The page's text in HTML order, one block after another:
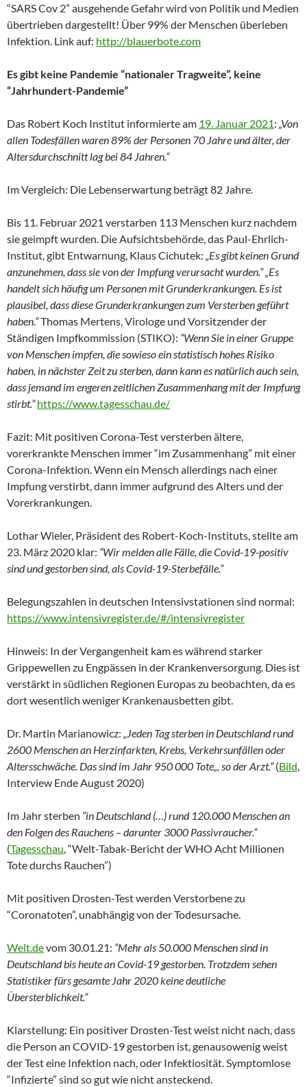
“SARS Cov 2” ausgehende Gefahr wird von Politik und Medien
übertrieben dargestellt! Über 99% der Menschen überleben
Infektion. Link auf: http://blauerbote.com
Es gibt keine Pandemie “nationaler Tragweite”, keine
“Jahrhundert-Pandemie”
Das Robert Koch Institut informierte am 19. Januar 2021: „Von
allen Todesfällen waren 89% der Personen 70 Jahre und älter, der
Altersdurchschnitt lag bei 84 Jahren.“
Im Vergleich: Die Lebenserwartung beträgt 82 Jahre.
Bis 11. Februar 2021 verstarben 113 Menschen kurz nachdem
sie geimpft wurden. Die Aufsichtsbehörde, das Paul-Ehrlich-
Institut, gibt Entwarnung, Klaus Cichutek: „Es gibt keinen Grund
anzunehmen, dass sie von der Impfung verursacht wurden.“ „Es
handelt sich häufig um Personen mit Grunderkrankungen. Es ist
plausibel, dass diese Grunderkrankungen zum Versterben geführt
haben.“Thomas Mertens, Virologe und Vorsitzender der
Ständigen Impfkommission (STIKO): “Wenn Sie in einer Gruppe
von Menschen impfen, die sowieso ein statistisch hohes Risiko
haben, in nächster Zeit zu sterben, dann kann es natürlich auch sein,
dass jemand im engeren zeitlichen Zusammenhang mit der Impfung
stirbt.”https://www.tagesschau.de/
Fazit: Mit positiven Corona-Test versterben ältere,
vorerkrankte Menschen immer “im Zusammenhang” mit einer
Corona-Infektion. Wenn ein Mensch allerdings nach einer
Impfung verstirbt, dann immer aufgrund des Alters und der
Vorerkrankungen.
Lothar Wieler, Präsident des Robert-Koch-Instituts, stellte am
23. März 2020 klar: “Wir melden alle Fälle, die Covid-19-positiv
sind und gestorben sind, als Covid-19-Sterbefälle.”
Belegungszahlen in deutschen Intensivstationen sind normal:
https://www.intensivregister.de/#/intensivregister
Hinweis: In der Vergangenheit kam es während starker
Grippewellen zu Engpässen in der Krankenversorgung. Dies ist
verstärkt in südlichen Regionen Europas zu beobachten, da es
dort wesentlich weniger Krankenausbetten gibt.
Dr. Martin Marianowicz: „Jeden Tag sterben in Deutschland rund
2600 Menschen an Herzinfarkten, Krebs, Verkehrsunfällen oder
Altersschwäche. Das sind im Jahr 950 000 Tote„, so der Arzt.”(Bild,
Interview Ende August 2020)
Im Jahr sterben “in Deutschland (…) rund 120.000 Menschen an
den Folgen des Rauchens – darunter 3000 Passivraucher.”
(Tagesschau, “Welt-Tabak-Bericht der WHO Acht Millionen
Tote durchs Rauchen”)
Mit positiven Drosten-Test werden Verstorbene zu
“Coronatoten”, unabhängig von der Todesursache.
Welt.devom 30.01.21: “Mehr als 50.000 Menschen sind in
Deutschland bis heute an Covid-19 gestorben. Trotzdem sehen
Statistiker fürs gesamte Jahr 2020 keine deutliche
Übersterblichkeit.”
Klarstellung: Ein positiver Drosten-Test weist nicht nach, dass
die Person an COVID-19 gestorben ist, genausowenig weist
der Test eine Infektion nach, oder Infektiosität. Symptomlose
“Infizierte” sind so gut wie nicht ansteckend.